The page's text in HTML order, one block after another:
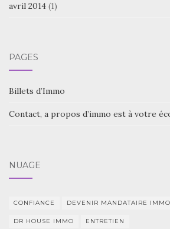
avril 2014 (1)
PAGES
Billets d’Immo
Contact, a propos d’immo est à votre
NUAGE
CONFIANCE DEVENIR MANDATAIRE
DR HOUSE IMMO ENTRETIEN